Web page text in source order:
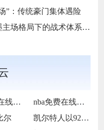
”：传统豪门集体遇险
格局下的战术体系重构
NBA直播在线观看
nba免费在线高清直播
尔
凯尔特人以92-105不敌雷霆